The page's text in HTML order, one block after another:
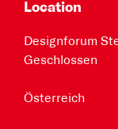
Location
Designforum
Geschlossen
Österreich